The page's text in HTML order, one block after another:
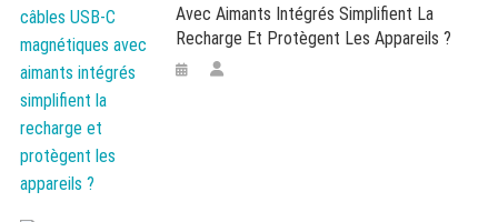
Avec Aimants Intégrés Simplifient La
Recharge Et Protègent Les Appareils ?